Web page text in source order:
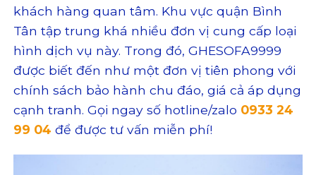
khách hàng quan tâm. Khu vực quận Bình
Tân tập trung khá nhiều đơn vị cung cấp loại
hình dịch vụ này. Trong đó, GHESOFA9999
được biết đến như một đơn vị tiên phong với
chính sách bảo hành chu đáo, giá cả áp dụng
cạnh tranh. Gọi ngay số hotline/zalo 0933 24
99 04 để được tư vấn miễn phí!